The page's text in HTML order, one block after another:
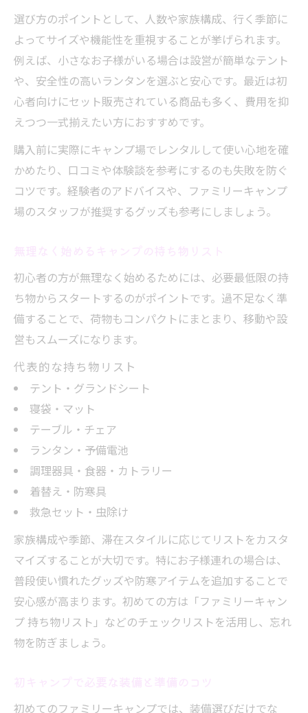
選び方のポイントとして、人数や家族構成、行く季節に
よってサイズや機能性を重視することが挙げられます。
例えば、小さなお子様がいる場合は設営が簡単なテント
や、安全性の高いランタンを選ぶと安心です。最近は初
心者向けにセット販売されている商品も多く、費用を抑
えつつ一式揃えたい方におすすめです。
購入前に実際にキャンプ場でレンタルして使い心地を確
かめたり、口コミや体験談を参考にするのも失敗を防ぐ
コツです。経験者のアドバイスや、ファミリーキャンプ
場のスタッフが推奨するグッズも参考にしましょう。
初心者の方が無理なく始めるためには、必要最低限の持
ち物からスタートするのがポイントです。過不足なく準
備することで、荷物もコンパクトにまとまり、移動や設
営もスムーズになります。
代表的な持ち物リスト
テント・グランドシート
寝袋・マット
テーブル・チェア
ランタン・予備電池
調理器具・食器・カトラリー
着替え・防寒具
救急セット・虫除け
家族構成や季節、滞在スタイルに応じてリストをカスタ
マイズすることが大切です。特にお子様連れの場合は、
普段使い慣れたグッズや防寒アイテムを追加することで
安心感が高まります。初めての方は「ファミリーキャン
プ 持ち物リスト」などのチェックリストを活用し、忘れ
物を防ぎましょう。
初めてのファミリーキャンプでは、装備選びだけでな